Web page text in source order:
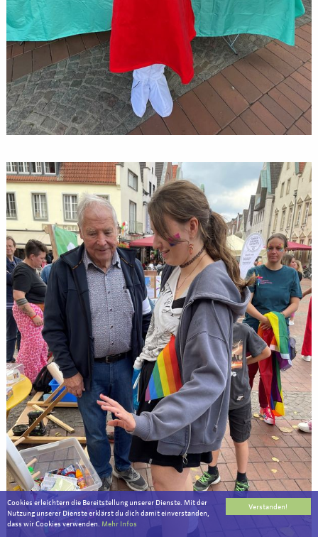
Verstanden!
Cookies erleichtern die Bereitstellung unserer Dienste. Mit der
Nutzung unserer Dienste erklärst du dich damit einverstanden,
dass wir Cookies verwenden. Mehr Infos